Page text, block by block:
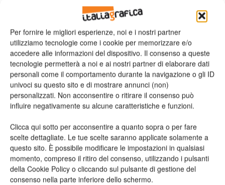
Per fornire le migliori esperienze, noi e i nostri partner
utilizziamo tecnologie come i cookie per memorizzare e/o
accedere alle informazioni del dispositivo. Il consenso a queste
tecnologie permetterà a noi e ai nostri partner di elaborare dati
personali come il comportamento durante la navigazione o gli ID
univoci su questo sito e di mostrare annunci (non)
personalizzati. Non acconsentire o ritirare il consenso può
influire negativamente su alcune caratteristiche e funzioni.
Clicca qui sotto per acconsentire a quanto sopra o per fare
scelte dettagliate. Le tue scelte saranno applicate solamente a
questo sito. È possibile modificare le impostazioni in qualsiasi
momento, compreso il ritiro del consenso, utilizzando i pulsanti
della Cookie Policy o cliccando sul pulsante di gestione del
consenso nella parte inferiore dello schermo.
n.2 - Giugno 2026 n.1 - Maggio 2026 n.6 - Dicembre 2025
Edicola Web
Iscriviti alla newsletter